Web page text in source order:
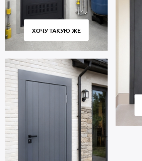
ХОЧУ ТАКУЮ ЖЕ